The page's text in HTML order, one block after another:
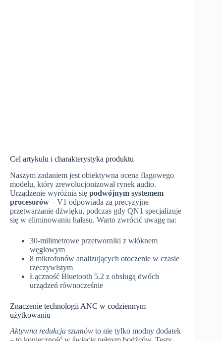
Cel artykułu i charakterystyka produktu
Naszym zadaniem jest obiektywna ocena flagowego
modelu, który zrewolucjonizował rynek audio.
Urządzenie wyróżnia się podwójnym systemem
procesorów – V1 odpowiada za precyzyjne
przetwarzanie dźwięku, podczas gdy QN1 specjalizuje
się w eliminowaniu hałasu. Warto zwrócić uwagę na:
30-milimetrowe przetworniki z włóknem
węglowym
8 mikrofonów analizujących otoczenie w czasie
rzeczywistym
Łączność Bluetooth 5.2 z obsługą dwóch
urządzeń równocześnie
Znaczenie technologii ANC w codziennym
użytkowaniu
Aktywna redukcja szumów to nie tylko modny dodatek